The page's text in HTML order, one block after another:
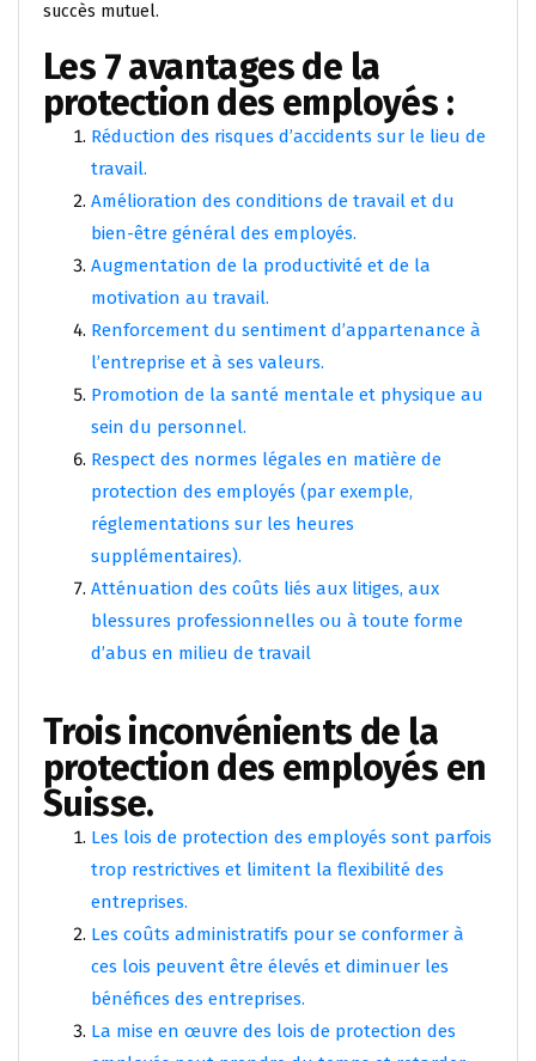
succès mutuel.
Les 7 avantages de la
protection des employés :
Réduction des risques d’accidents sur le lieu de
travail.
Amélioration des conditions de travail et du
bien-être général des employés.
Augmentation de la productivité et de la
motivation au travail.
Renforcement du sentiment d’appartenance à
l’entreprise et à ses valeurs.
Promotion de la santé mentale et physique au
sein du personnel.
Respect des normes légales en matière de
protection des employés (par exemple,
réglementations sur les heures
supplémentaires).
Atténuation des coûts liés aux litiges, aux
blessures professionnelles ou à toute forme
d’abus en milieu de travail
Trois inconvénients de la
protection des employés en
Suisse.
Les lois de protection des employés sont parfois
trop restrictives et limitent la flexibilité des
entreprises.
Les coûts administratifs pour se conformer à
ces lois peuvent être élevés et diminuer les
bénéfices des entreprises.
La mise en œuvre des lois de protection des